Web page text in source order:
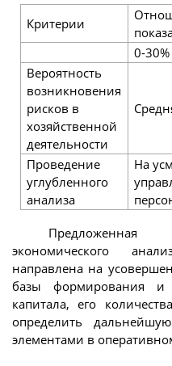
Критерии
0-30%
Вероятность
возникновения
рисков в
хозяйственной
деятельности
Проведение
углубленного
анализа
На
Предложенная
экономического
направлена на
базы формирования и
капитала, его
определить
элементами в